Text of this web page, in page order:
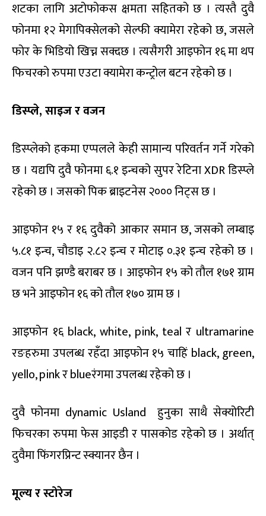
शटका लागि अटोफोकस क्षमता सहितको छ । त्यस्तै दुवै
फोनमा १२ मेगापिक्सेलको सेल्फी क्यामेरा रहेको छ, जसले
फोर के भिडियो खिच्न सक्दछ । त्यसैगरी आइफोन १६ मा थप
फिचरको रुपमा एउटा क्यामेरा कन्ट्रोल बटन रहेको छ ।
डिस्प्ले, साइज र वजन
डिस्प्लेको हकमा एप्पलले केही सामान्य परिवर्तन गर्ने गरेको
छ । यद्यपि दुवै फोनमा ६.१ इन्चको सुपर रेटिना XDR डिस्प्ले
रहेको छ । जसको पिक ब्राइटनेस २००० निट्स छ ।
आइफोन १५ र १६ दुवैको आकार समान छ, जसको लम्बाइ
५.८१ इन्च, चौडाइ २.८२ इन्च र मोटाइ ०.३१ इन्च रहेको छ ।
वजन पनि झण्डै बराबर छ । आइफोन १५ को तौल १७१ ग्राम
छ भने आइफोन १६ को तौल १७० ग्राम छ ।
आइफोन १६ black, white, pink, teal र ultramarine
रङहरुमा उपलब्ध रहँदा आइफोन १५ चाहिं black, green,
yello, pink र blueरंगमा उपलब्ध रहेको छ ।
दुवै फोनमा dynamic Usland हुनुका साथै सेक्योरिटी
फिचरका रुपमा फेस आइडी र पासकोड रहेको छ । अर्थात्
दुवैमा फिंगरप्रिन्ट स्क्यानर छैन ।
मूल्य र स्टोरेज